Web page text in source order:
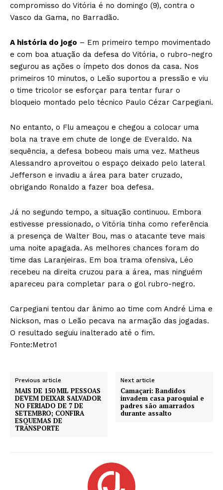
compromisso do Vitória é no domingo (9), contra o
Vasco da Gama, no Barradão.
A história do jogo – Em primeiro tempo movimentado
e com boa atuação da defesa do Vitória, o rubro-negro
segurou as ações o ímpeto dos donos da casa. Nos
primeiros 10 minutos, o Leão suportou a pressão e viu
o time tricolor se esforçar para tentar furar o
bloqueio montado pelo técnico Paulo Cézar Carpegiani.
No entanto, o Flu ameaçou e chegou a colocar uma
bola na trave em chute de longe de Everaldo. Na
sequência, a defesa bobeou mais uma vez. Matheus
Alessandro aproveitou o espaço deixado pelo lateral
Jefferson e invadiu a área para bater cruzado,
obrigando Ronaldo a fazer boa defesa.
Já no segundo tempo, a situação continuou. Embora
estivesse pressionado, o Vitória tinha como referência
a presença de Walter Bou, mas o atacante teve mais
uma noite apagada. As melhores chances foram do
time das Laranjeiras. Em boa trama ofensiva, Léo
recebeu na direita cruzou para a área, mas ninguém
apareceu para completar para o gol rubro-negro.
Carpegiani tentou dar ânimo ao time com André Lima e
Nickson, mas o Leão pecava na armação das jogadas.
O resultado seguiu inalterado até o fim.
Fonte:Metro1
Previous article
MAIS DE 150 MIL PESSOAS
DEVEM DEIXAR SALVADOR
NO FERIADO DE 7 DE
SETEMBRO; CONFIRA
ESQUEMAS DE
TRANSPORTE
Next article
Camaçari: Bandidos
invadem casa paroquial e
padres são amarrados
durante assalto